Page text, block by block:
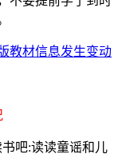
吧:读读童谣和儿